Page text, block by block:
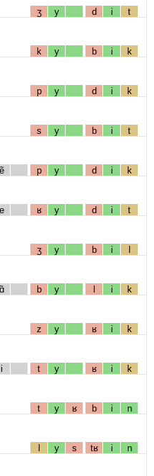
ʒ y d i t
k y b i k
p y d i k
s y b i t
ẽ p y d i k
e ʁ y d i t
ʒ y b i l
ɑ̃ b y l i k
z y ʁ i k
i t y ʁ i k
t y ʁ b i n
l y s tʁ i n